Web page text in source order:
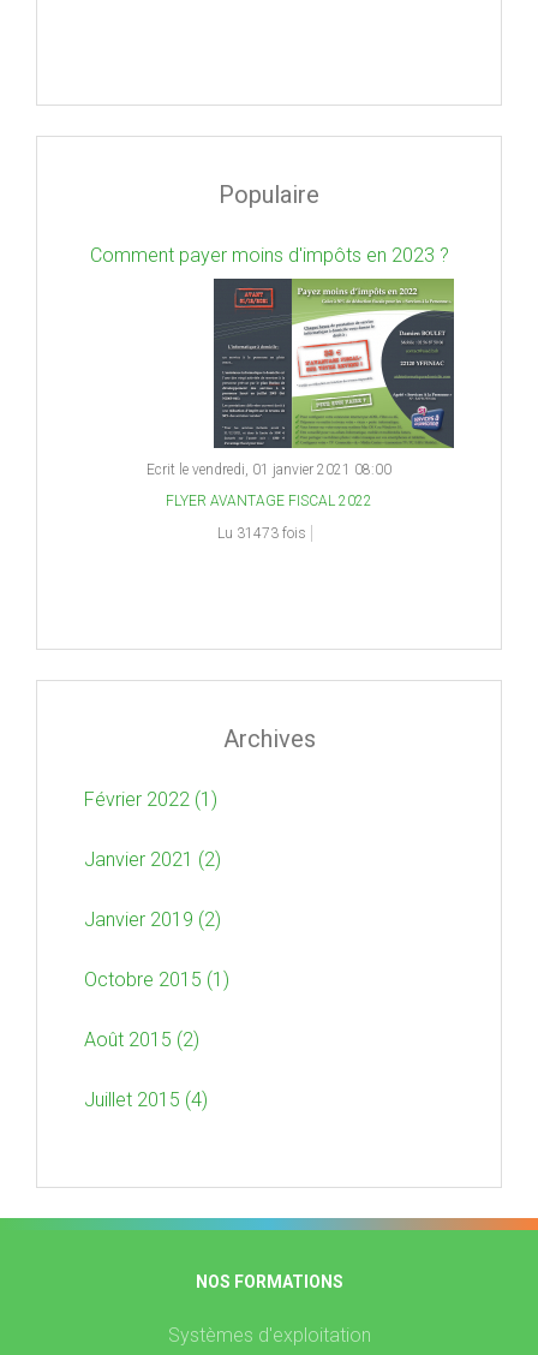
Populaire
Comment payer moins d'impôts en 2023 ?
Ecrit le vendredi, 01 janvier 2021 08:00
FLYER AVANTAGE FISCAL 2022
Lu 31473 fois
Archives
Février 2022 (1)
Janvier 2021 (2)
Janvier 2019 (2)
Octobre 2015 (1)
Août 2015 (2)
Juillet 2015 (4)
NOS FORMATIONS
Systèmes d'exploitation